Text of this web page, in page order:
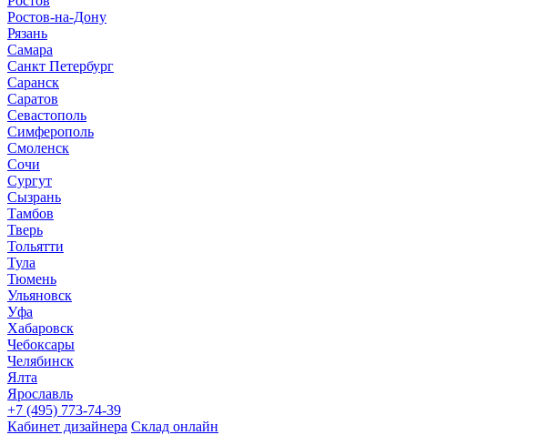
Ростов-на-Дону
Рязань
Самара
Санкт Петербург
Саранск
Саратов
Севастополь
Симферополь
Смоленск
Сочи
Сургут
Сызрань
Тамбов
Тверь
Тольятти
Тула
Тюмень
Ульяновск
Уфа
Хабаровск
Чебоксары
Челябинск
Ялта
Ярославль
+7 (495) 773-74-39
Кабинет дизайнера Склад онлайн